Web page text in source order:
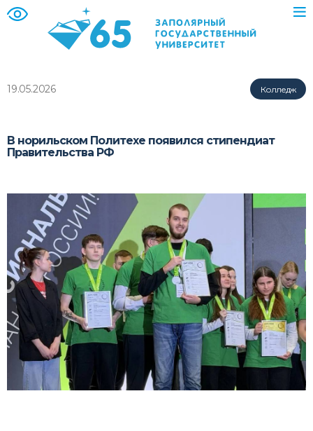
19.05.2026 Колледж
В норильском Политехе появился стипендиат
Правительства РФ